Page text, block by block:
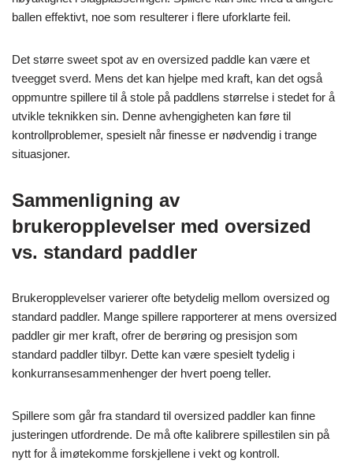
ballen effektivt, noe som resulterer i flere uforklarte feil.
Det større sweet spot av en oversized paddle kan være et
tveegget sverd. Mens det kan hjelpe med kraft, kan det også
oppmuntre spillere til å stole på paddlens størrelse i stedet for å
utvikle teknikken sin. Denne avhengigheten kan føre til
kontrollproblemer, spesielt når finesse er nødvendig i trange
situasjoner.
Sammenligning av
brukeropplevelser med oversized
vs. standard paddler
Brukeropplevelser varierer ofte betydelig mellom oversized og
standard paddler. Mange spillere rapporterer at mens oversized
paddler gir mer kraft, ofrer de berøring og presisjon som
standard paddler tilbyr. Dette kan være spesielt tydelig i
konkurransesammenhenger der hvert poeng teller.
Spillere som går fra standard til oversized paddler kan finne
justeringen utfordrende. De må ofte kalibrere spillestilen sin på
nytt for å imøtekomme forskjellene i vekt og kontroll.